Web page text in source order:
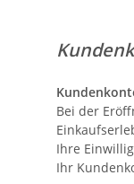
Bei der
Ihre
Ihr